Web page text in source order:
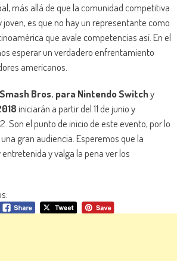
más allá de que la comunidad competitiva
joven, es que no hay un representante como
que avale competencias así. En el
esperar un verdadero enfrentamiento
americanos.
Bros. para Nintendo Switchy
iniciarán a partir del 11 de junio y
Son el punto de inicio de este evento, por lo
gran audiencia. Esperemos que la
y valga la pena ver los